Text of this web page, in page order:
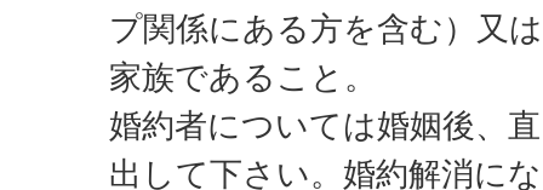
プ関係にある方を含む）又
家族であること。
婚約者については婚姻後、
出して下さい。婚約解消に